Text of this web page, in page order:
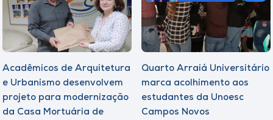
Acadêmicos de Arquitetura
e Urbanismo desenvolvem
projeto para modernização
da Casa Mortuária de
Quarto Arraiá Universitário
marca acolhimento aos
estudantes da Unoesc
Campos Novos